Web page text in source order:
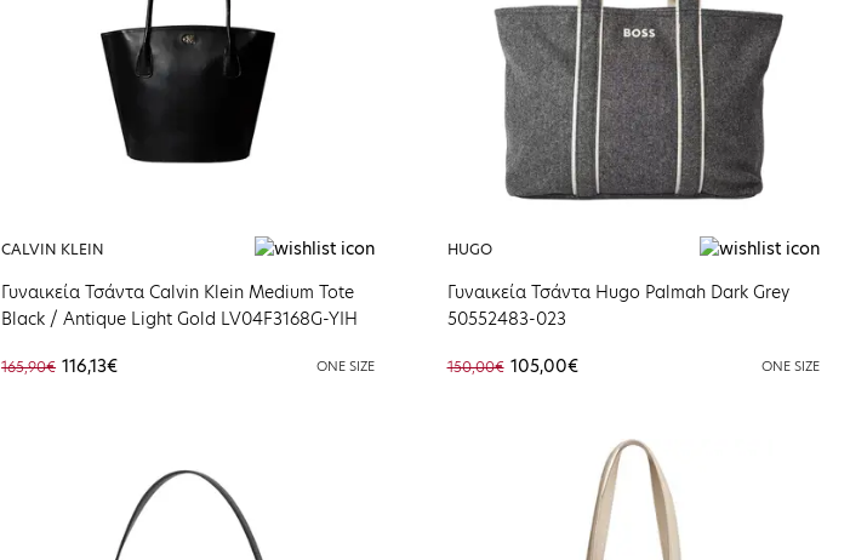
CALVIN KLEIN
Γυναικεία Τσάντα Calvin Klein Medium Tote
Black / Antique Light Gold LV04F3168G-YIH
165,90€ 116,13€ ONE SIZE
HUGO
Γυναικεία Τσάντα Hugo Palmah Dark Grey
50552483-023
150,00€ 105,00€ ONE SIZE